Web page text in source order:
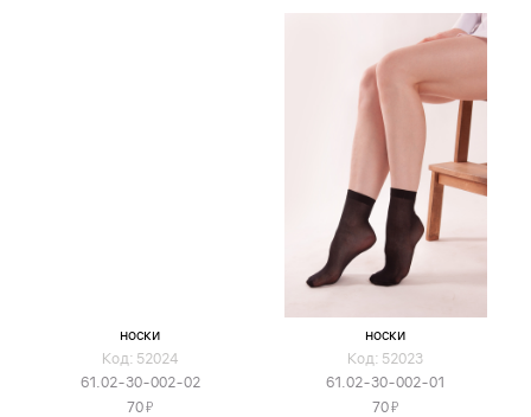
носки
Код: 52024
61.02-30-002-02
70Я
носки
Код: 52023
61.02-30-002-01
70Я